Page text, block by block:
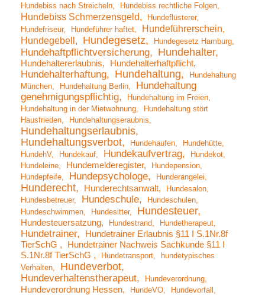
Hundebiss nach Streicheln Hundebiss rechtliche Folgen
Hundebiss Schmerzensgeld
Hundeflüsterer
Hundefriseur
Hundeführer haftet
Hundeführerschein
Hundegebell
Hundegesetz Hundegesetz Hamburg
Hundehaftpflichtversicherung Hundehalter
Hundehaltererlaubnis Hundehalterhaftpflicht
Hundehalterhaftung Hundehaltung
Hundehaltung
München
Hundehaltung Berlin
Hundehaltung
genehmigungspflichtig
Hundehaltung im Freien
Hundehaltung in der Mietwohnung
Hundehaltung stört
Hausfrieden
Hundehaltungseraubnis
Hundehaltungserlaubnis
Hundehaltungsverbot
Hundehaufen
Hundehütte
HundehV
Hundekauf Hundekaufvertrag
Hundekot
Hundeleine
Hundemelderegister
Hundepension
Hundepfeife
Hundepsychologe Hunderangelei
Hunderecht Hunderechtsanwalt
Hundesalon
Hundesbetreuer
Hundeschule
Hundeschulen
Hundeschwimmen
Hundesitter Hundesteuer
Hundesteuersatzung Hundestrand Hundetherapeut
Hundetrainer
Hundetrainer Erlaubnis §11 I S.1Nr.8f
TierSchG
Hundetrainer Nachweis Sachkunde §11 I
S.1Nr.8f TierSchG
Hundetransport
hundetypisches
Verhalten
Hundeverbot
Hundeverhaltenstherapeut Hundeverordnung
Hundeverordnung Hessen HundeVO
Hundevorfall